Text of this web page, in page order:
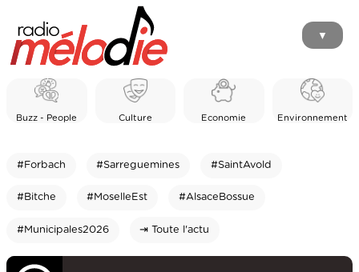
▼
Buzz - People Culture Economie Environnement
#Forbach #Sarreguemines #SaintAvold
#Bitche #MoselleEst #AlsaceBossue
#Municipales2026 ⇥ Toute l'actu